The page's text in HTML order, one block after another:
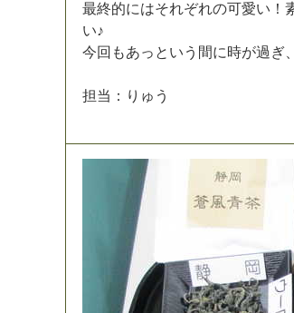
最終的にはそれぞれの可愛い ！
い♪
今回 もあっ と い う 間に時が過 ぎ
担当 ： り ゅ う